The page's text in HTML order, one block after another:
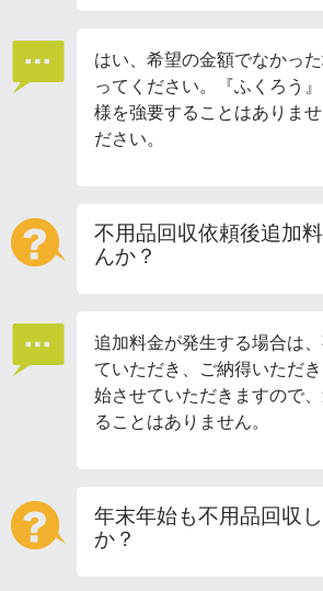
はい、希望の金額でなかっ
ってください。『ふくろう
様を強要することはありま
ださい。
不用品回収依頼後追加
んか？
追加料金が発生する場合は
ていただき、ご納得いただ
始させていただきますので
ることはありません。
年末年始も不用品回収
か？